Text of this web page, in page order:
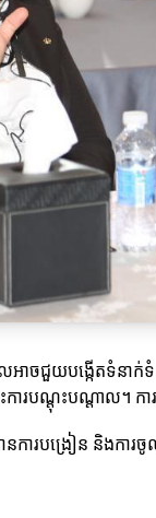
អាចជួយបង្កើតទំនា
ការបណ្តុះបណ្តាល។
ារបង្រៀន និងការ